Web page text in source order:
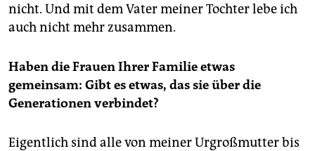
nicht. Und mit dem Vater meiner Tochter lebe ich
auch nicht mehr zusammen.
Haben die Frauen Ihrer Familie etwas
gemeinsam: Gibt es etwas, das sie über die
Generationen verbindet?
Eigentlich sind alle von meiner Urgroßmutter bis